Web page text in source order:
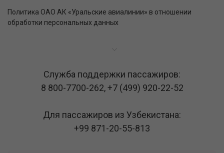
Политика ОАО АК «Уральские авиалинии» в отношении
обработки персональных данных
Служба поддержки пассажиров:
8 800-7700-262,+7 (499) 920-22-52
Для пассажиров из Узбекистана:
+99 871-20-55-813